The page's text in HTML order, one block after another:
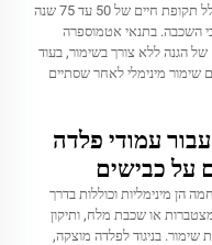
עמודי פלדה מגלוון בבלילה חמה מספקים בדרך כלל תקופת חיים של 50 עד 75 שנה
השכבה. בתנאי אטמוספרה
הגנה ללא צורך בשימור, בעוד
שימור מינימלי לאחר שסתיים
עמודי פלדה
על כבישים
הן מינימליות וכוללות בדרך
מצטברות או שכבת מלח, ותיקון
שימור. בניגוד לפלדה מוצקה,